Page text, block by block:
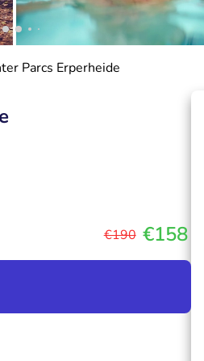
Parcs Erperheide
€190 €158